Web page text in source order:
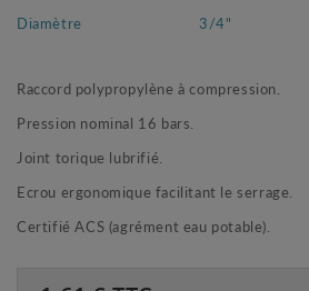
Diamètre
3/4"
Raccord polypropylène à compression.
Pression nominal 16 bars.
Joint torique lubrifié.
Ecrou ergonomique facilitant le serrage.
Certifié ACS (agrément eau potable).